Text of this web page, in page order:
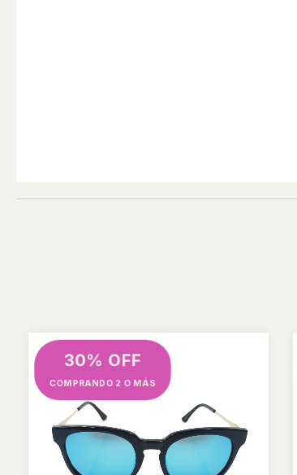
30% OFF
COMPRANDO 2 O MÁS